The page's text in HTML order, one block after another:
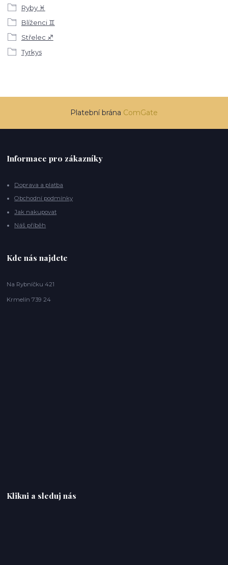
Ryby ♓
Blíženci ♊
Střelec ♐
Tyrkys
Platební brána ComGate
Informace pro zákazníky
Doprava a platba
Obchodní podmínky
Jak nakupovat
Náš příběh
Kde nás najdete
Na Rybníčku 421
Krmelín 739 24
Klikni a sleduj nás